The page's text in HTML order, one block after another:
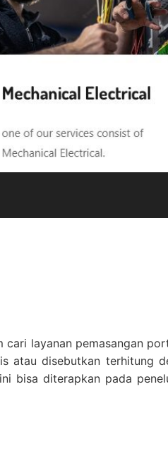
layanan pemasangan
atau disebutkan terhitung
bisa diterapkan pada